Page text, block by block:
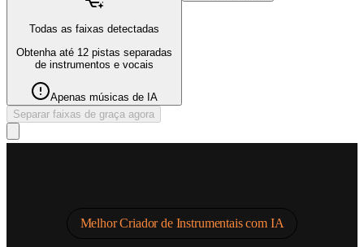
Todas as faixas detectadas
Obtenha até 12 pistas separadas
de instrumentos e vocais
Apenas músicas de IA
Separar faixas de graça agora
Melhor Criador de Instrumentais com IA